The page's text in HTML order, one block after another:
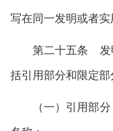
写在同一发明或者实
第二十五条 发
括引用部分和限定部
（一）引用部